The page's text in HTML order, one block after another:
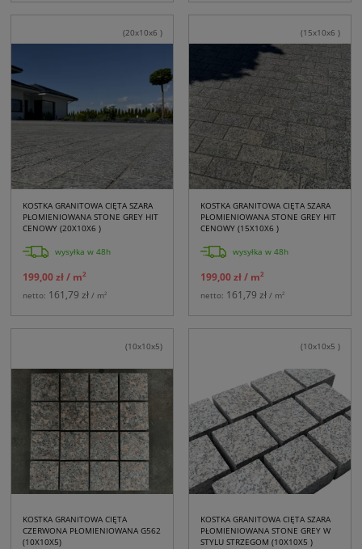
KOSTKA GRANITOWA CIĘTA SZARA
PŁOMIENIOWANA STONE GREY HIT
CENOWY (20X10X6 )
wysyłka w 48h
199,00 zł/ m2
netto: 161,79 zł / m2
(20x10x6 )
KOSTKA GRANITOWA CIĘTA SZARA
PŁOMIENIOWANA STONE GREY HIT
CENOWY (15X10X6 )
wysyłka w 48h
199,00 zł/ m2
netto: 161,79 zł / m2
(15x10x6 )
KOSTKA GRANITOWA CIĘTA
CZERWONA PŁOMIENIOWANA G562
(10X10X5)
(10x10x5)
KOSTKA GRANITOWA CIĘTA SZARA
PŁOMIENIOWANA STONE GREY W
STYLU STRZEGOM (10X10X5 )
(10x10x5 )